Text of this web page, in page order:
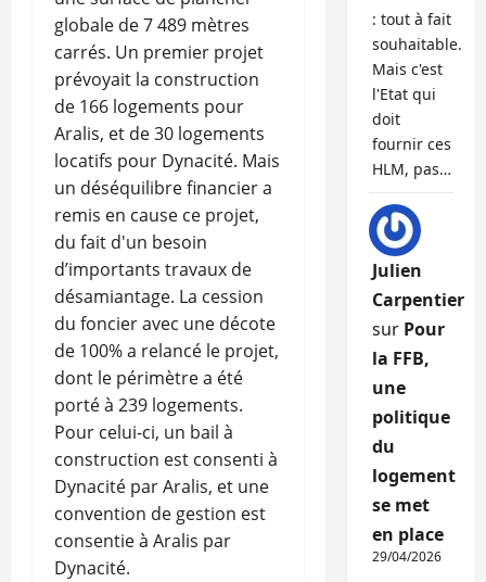
globale de 7 489 mètres
carrés. Un premier projet
prévoyait la construction
de 166 logements pour
Aralis, et de 30 logements
locatifs pour Dynacité. Mais
un déséquilibre financier a
remis en cause ce projet,
du fait d'un besoin
d’importants travaux de
désamiantage. La cession
du foncier avec une décote
de 100% a relancé le projet,
dont le périmètre a été
porté à 239 logements.
Pour celui-ci, un bail à
construction est consenti à
Dynacité par Aralis, et une
convention de gestion est
consentie à Aralis par
Dynacité.
: tout à fait
souhaitable.
Mais c'est
l'Etat qui
doit
fournir ces
HLM, pas…
Julien
Carpentier
sur Pour
la FFB,
une
politique
du
logement
se met
en place
29/04/2026